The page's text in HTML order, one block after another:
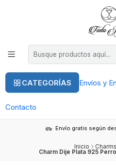
CATEGORÍAS Envíos y
Contacto
Envío gratis según
Inicio
Charm Dije Plata 925